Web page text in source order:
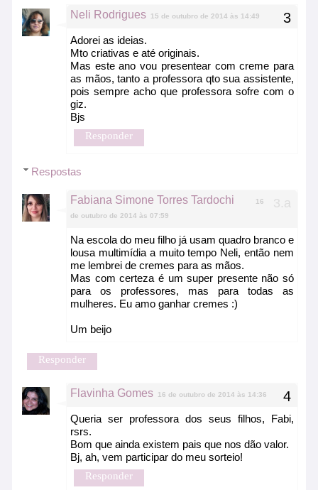
Neli Rodrigues 15 de outubro de 2014 às 14:49
Adorei as ideias.
Mto criativas e até originais.
Mas este ano vou presentear com creme para
as mãos, tanto a professora qto sua assistente,
pois sempre acho que professora sofre com o
giz.
Bjs
Responder
Respostas
Fabiana Simone Torres Tardochi
16
de outubro de 2014 às 07:59
Na escola do meu filho já usam quadro branco e
lousa multimídia a muito tempo Neli, então nem
me lembrei de cremes para as mãos.
Mas com certeza é um super presente não só
para os professores, mas para todas as
mulheres. Eu amo ganhar cremes :)
Um beijo
Responder
Flavinha Gomes 16 de outubro de 2014 às 14:36
Queria ser professora dos seus filhos, Fabi,
rsrs.
Bom que ainda existem pais que nos dão valor.
Bj, ah, vem participar do meu sorteio!
Responder